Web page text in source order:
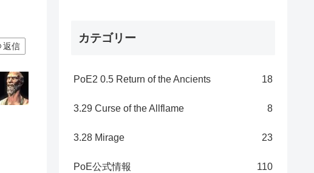
返信
カテゴリー
PoE2 0.5 Return of the Ancients 18
3.29 Curse of the Allflame 8
3.28 Mirage 23
PoE公式情報 110